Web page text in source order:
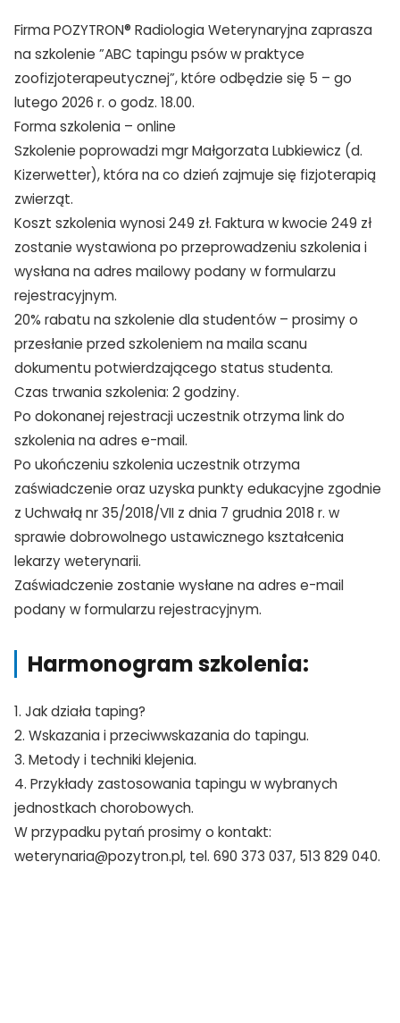
TAK, JESTEM PROFESIONALISTĄ
Nie jestem profesionalistą
Firma POZYTRON® Radiologia Weterynaryjna zaprasza
na szkolenie ”ABC tapingu psów w praktyce
zoofizjoterapeutycznej”, które odbędzie się 5 – go
lutego 2026 r. o godz. 18.00.
Forma szkolenia – online
Szkolenie poprowadzi mgr Małgorzata Lubkiewicz (d.
Kizerwetter), która na co dzień zajmuje się fizjoterapią
zwierząt.
Koszt szkolenia wynosi 249 zł. Faktura w kwocie 249 zł
zostanie wystawiona po przeprowadzeniu szkolenia i
wysłana na adres mailowy podany w formularzu
rejestracyjnym.
20% rabatu na szkolenie dla studentów – prosimy o
przesłanie przed szkoleniem na maila scanu
dokumentu potwierdzającego status studenta.
Czas trwania szkolenia: 2 godziny.
Po dokonanej rejestracji uczestnik otrzyma link do
szkolenia na adres e-mail.
Po ukończeniu szkolenia uczestnik otrzyma
zaświadczenie oraz uzyska punkty edukacyjne zgodnie
z Uchwałą nr 35/2018/VII z dnia 7 grudnia 2018 r. w
sprawie dobrowolnego ustawicznego kształcenia
lekarzy weterynarii.
Zaświadczenie zostanie wysłane na adres e-mail
podany w formularzu rejestracyjnym.
Harmonogram szkolenia:
1. Jak działa taping?
2. Wskazania i przeciwwskazania do tapingu.
3. Metody i techniki klejenia.
4. Przykłady zastosowania tapingu w wybranych
jednostkach chorobowych.
W przypadku pytań prosimy o kontakt:
weterynaria@pozytron.pl, tel. 690 373 037, 513 829 040.